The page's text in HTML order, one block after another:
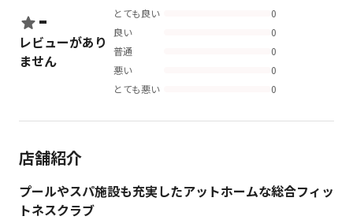
-
レビューがあり
ません
とても良い
0
良い
0
普通
0
悪い
0
とても悪い
0
店舗紹介
プールやスパ施設も充実したアットホームな総合フィッ
トネスクラブ